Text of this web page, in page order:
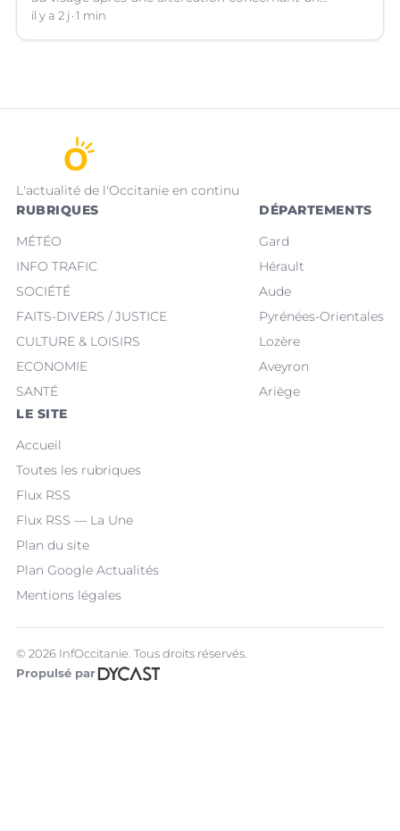
téléphone portable à Montpellier (Hérault).
il y a 2 j 1 min
L'actualité de l'Occitanie en continu
RUBRIQUES
MÉTÉO
INFO TRAFIC
SOCIÉTÉ
FAITS-DIVERS / JUSTICE
CULTURE & LOISIRS
ECONOMIE
SANTÉ
DÉPARTEMENTS
Gard
Hérault
Aude
Pyrénées-Orientales
Lozère
Aveyron
Ariège
LE SITE
Accueil
Toutes les rubriques
Flux RSS
Flux RSS — La Une
Plan du site
Plan Google Actualités
Mentions légales
© 2026 InfOccitanie. Tous droits réservés.
Propulsé par